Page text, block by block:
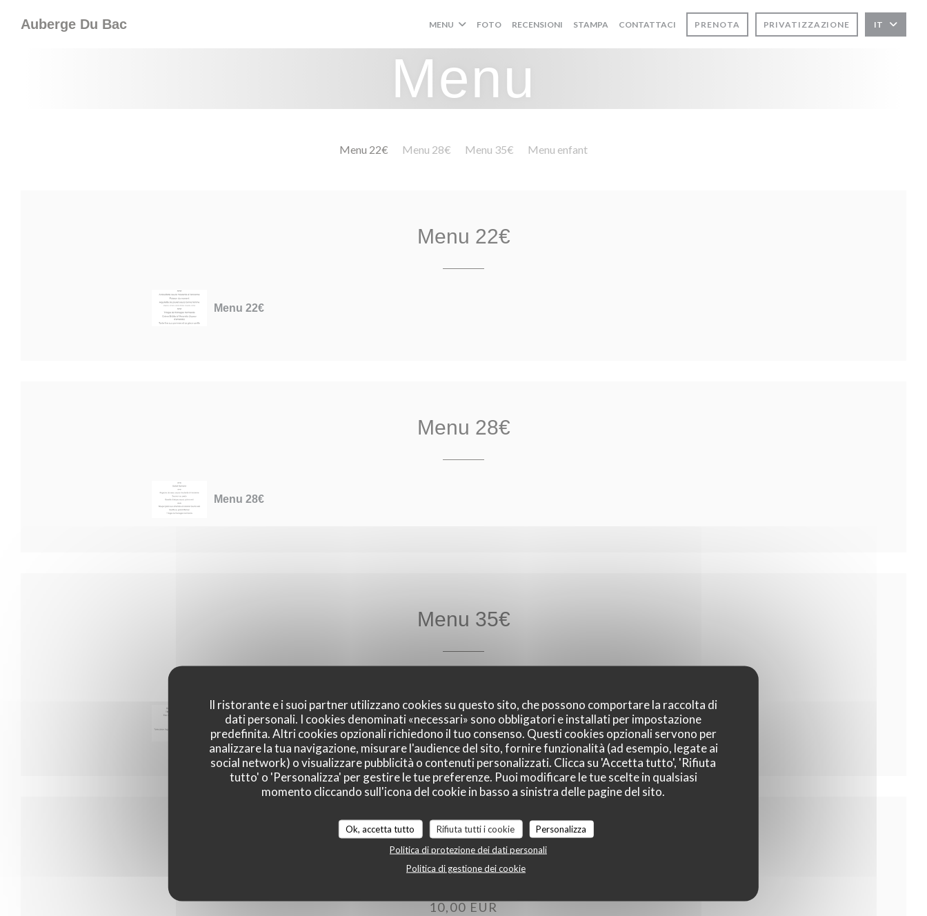
Il ristorante e i suoi partner utilizzano cookies su questo sito, che possono comportare la raccolta di
dati personali. I cookies denominati «necessari» sono obbligatori e installati per impostazione
predefinita. Altri cookies opzionali richiedono il tuo consenso. Questi cookies opzionali servono per
analizzare la tua navigazione, misurare l'audience del sito, fornire funzionalità (ad esempio, legate ai
social network) o visualizzare pubblicità o contenuti personalizzati. Clicca su 'Accetta tutto', 'Rifiuta
tutto' o 'Personalizza' per gestire le tue preferenze. Puoi modificare le tue scelte in qualsiasi
momento cliccando sull'icona del cookie in basso a sinistra delle pagine del sito.
Ok, accetta tutto Rifiuta tutti i cookie
Personalizza
Politica di protezione dei dati personali
Politica di gestione dei cookie
Auberge Du Bac MENU FOTO RECENSIONI STAMPA CONTATTACI PRENOTA PRIVATIZZAZIONE IT
Menu
Menu 22€ Menu 28€ Menu 35€ Menu enfant
Menu 22€
Menu 22€
Menu 28€
Menu 28€
Menu 35€
Menu 35
Menu enfant
10,00 EUR